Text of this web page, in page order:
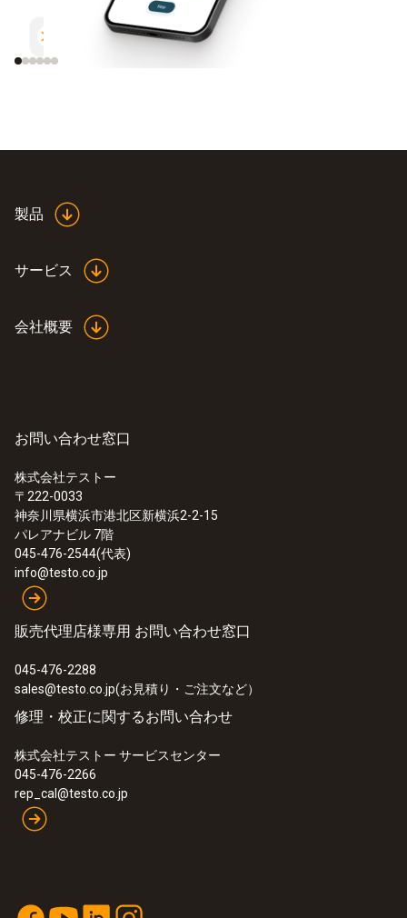
複数のパラメータを同時測定
製品
サービス
会社概要
お問い合わせ窓口
株式会社テストー
〒222-0033
神奈川県横浜市港北区新横浜2-2-15
パレアナビル 7階
045-476-2544(代表)
info@testo.co.jp
販売代理店様専用 お問い合わせ窓口
045-476-2288
sales@testo.co.jp(お見積り・ご注文など）
修理・校正に関するお問い合わせ
株式会社テストー サービスセンター
045-476-2266
rep_cal@testo.co.jp